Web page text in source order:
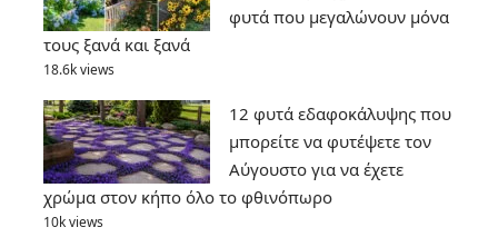
φυτά που μεγαλώνουν μόνα
τους ξανά και ξανά
18.6k views
12 φυτά εδαφοκάλυψης που
μπορείτε να φυτέψετε τον
Αύγουστο για να έχετε
χρώμα στον κήπο όλο το φθινόπωρο
10k views